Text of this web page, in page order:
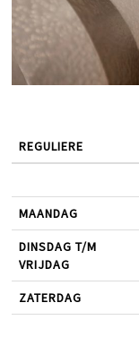
REGULIERE
MAANDAG
DINSDAG T/M
VRIJDAG
ZATERDAG